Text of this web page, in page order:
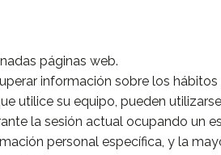
páginas web.
información sobre los
utilice su equipo, pueden
la sesión actual ocupando un
personal específica, y la